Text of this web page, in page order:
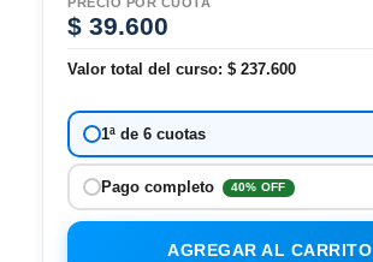
$ 39.600
Valor total del curso: $ 237.600
1ª de 6 cuotas
Pago completo 40% OFF
AGREGAR AL CARRITO